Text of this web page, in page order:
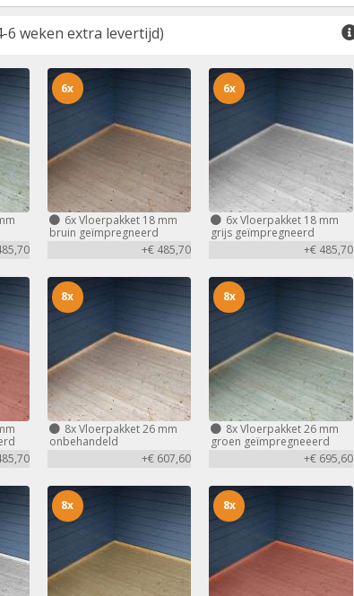
6 weken extra levertijd)
6xVloerpakket 18 mm
bruin geïmpregneerd
+€ 485,70
6x
6xVloerpakket 18 mm
grijs geïmpregneerd
+€ 485,70
6x
8xVloerpakket 26 mm
onbehandeld
+€ 607,60
8x
8xVloerpakket 26 mm
groen geïmpregneeerd
+€ 695,60
8x
8x 8x